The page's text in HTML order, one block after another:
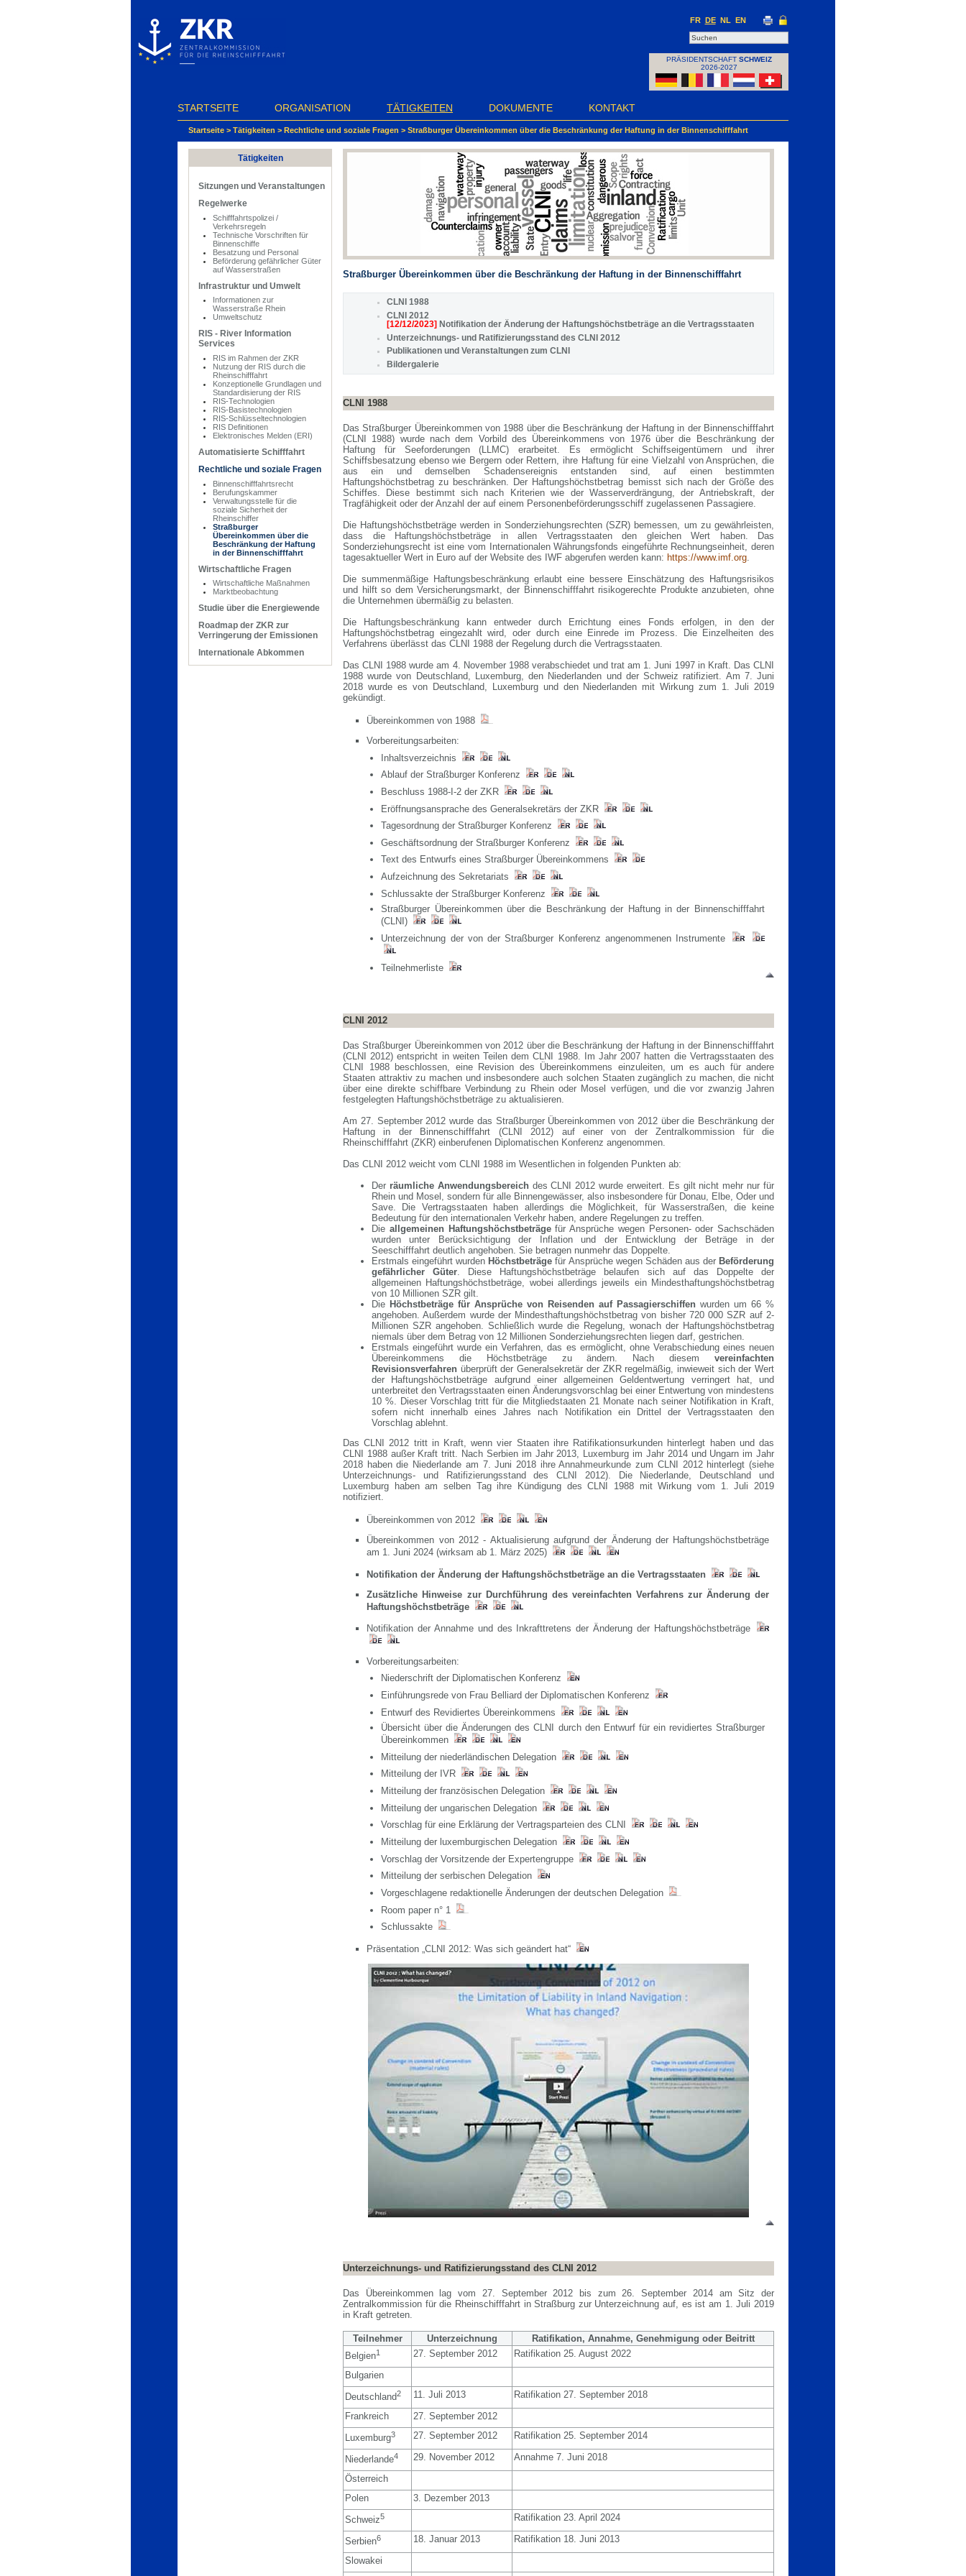
FR DE NL EN
PRÄSIDENTSCHAFT SCHWEIZ
2026-2027
STARTSEITE ORGANISATION TÄTIGKEITEN DOKUMENTE KONTAKT
Startseite > Tätigkeiten > Rechtliche und soziale Fragen > Straßburger Übereinkommen über die Beschränkung der Haftung in der Binnenschifffahrt
Tätigkeiten
Sitzungen und Veranstaltungen
Regelwerke
Schifffahrtspolizei /
Verkehrsregeln
Technische Vorschriften für
Binnenschiffe
Besatzung und Personal
Beförderung gefährlicher Güter
auf Wasserstraßen
Infrastruktur und Umwelt
Informationen zur
Wasserstraße Rhein
Umweltschutz
RIS - River Information
Services
RIS im Rahmen der ZKR
Nutzung der RIS durch die
Rheinschifffahrt
Konzeptionelle Grundlagen und
Standardisierung der RIS
RIS-Technologien
RIS-Basistechnologien
RIS-Schlüsseltechnologien
RIS Definitionen
Elektronisches Melden (ERI)
Automatisierte Schifffahrt
Rechtliche und soziale Fragen
Binnenschifffahrtsrecht
Berufungskammer
Verwaltungsstelle für die
soziale Sicherheit der
Rheinschiffer
Straßburger
Übereinkommen über die
Beschränkung der Haftung
in der Binnenschifffahrt
Wirtschaftliche Fragen
Wirtschaftliche Maßnahmen
Marktbeobachtung
Studie über die Energiewende
Roadmap der ZKR zur
Verringerung der Emissionen
Internationale Abkommen
Straßburger Übereinkommen über die Beschränkung der Haftung in der Binnenschifffahrt
CLNI 1988
CLNI 2012
[12/12/2023] Notifikation der Änderung der Haftungshöchstbeträge an die Vertragsstaaten
Unterzeichnungs- und Ratifizierungsstand des CLNI 2012
Publikationen und Veranstaltungen zum CLNI
Bildergalerie
CLNI 1988
Das Straßburger Übereinkommen von 1988 über die Beschränkung der Haftung in der Binnenschifffahrt
(CLNI 1988) wurde nach dem Vorbild des Übereinkommens von 1976 über die Beschränkung der
Haftung für Seeforderungen (LLMC) erarbeitet. Es ermöglicht Schiffseigentümern und ihrer
Schiffsbesatzung ebenso wie Bergern oder Rettern, ihre Haftung für eine Vielzahl von Ansprüchen, die
aus ein und demselben Schadensereignis entstanden sind, auf einen bestimmten
Haftungshöchstbetrag zu beschränken. Der Haftungshöchstbetrag bemisst sich nach der Größe des
Schiffes. Diese bestimmt sich nach Kriterien wie der Wasserverdrängung, der Antriebskraft, der
Tragfähigkeit oder der Anzahl der auf einem Personenbeförderungsschiff zugelassenen Passagiere.
Die Haftungshöchstbeträge werden in Sonderziehungsrechten (SZR) bemessen, um zu gewährleisten,
dass die Haftungshöchstbeträge in allen Vertragsstaaten den gleichen Wert haben. Das
Sonderziehungsrecht ist eine vom Internationalen Währungsfonds eingeführte Rechnungseinheit, deren
tagesaktueller Wert in Euro auf der Website des IWF abgerufen werden kann: https://www.imf.org
Die summenmäßige Haftungsbeschränkung erlaubt eine bessere Einschätzung des Haftungsrisikos
und hilft so dem Versicherungsmarkt, der Binnenschifffahrt risikogerechte Produkte anzubieten, ohne
die Unternehmen übermäßig zu belasten.
Die Haftungsbeschränkung kann entweder durch Errichtung eines Fonds erfolgen, in den der
Haftungshöchstbetrag eingezahlt wird, oder durch eine Einrede im Prozess. Die Einzelheiten des
Verfahrens überlässt das CLNI 1988 der Regelung durch die Vertragsstaaten.
Das CLNI 1988 wurde am 4. November 1988 verabschiedet und trat am 1. Juni 1997 in Kraft. Das CLNI
1988 wurde von Deutschland, Luxemburg, den Niederlanden und der Schweiz ratifiziert. Am 7. Juni
2018 wurde es von Deutschland, Luxemburg und den Niederlanden mit Wirkung zum 1. Juli 2019
gekündigt.
Übereinkommen von 1988
Vorbereitungsarbeiten:
Inhaltsverzeichnis
Ablauf der Straßburger Konferenz
Beschluss 1988-I-2 der ZKR
Eröffnungsansprache des Generalsekretärs der ZKR
Tagesordnung der Straßburger Konferenz
Geschäftsordnung der Straßburger Konferenz
Text des Entwurfs eines Straßburger Übereinkommens
Aufzeichnung des Sekretariats
Schlussakte der Straßburger Konferenz
Straßburger Übereinkommen über die Beschränkung der Haftung in der Binnenschifffahrt
(CLNI)
Unterzeichnung der von der Straßburger Konferenz angenommenen Instrumente
Teilnehmerliste
CLNI 2012
Das Straßburger Übereinkommen von 2012 über die Beschränkung der Haftung in der Binnenschifffahrt
(CLNI 2012) entspricht in weiten Teilen dem CLNI 1988. Im Jahr 2007 hatten die Vertragsstaaten des
CLNI 1988 beschlossen, eine Revision des Übereinkommens einzuleiten, um es auch für andere
Staaten attraktiv zu machen und insbesondere auch solchen Staaten zugänglich zu machen, die nicht
über eine direkte schiffbare Verbindung zu Rhein oder Mosel verfügen, und die vor zwanzig Jahren
festgelegten Haftungshöchstbeträge zu aktualisieren.
Am 27. September 2012 wurde das Straßburger Übereinkommen von 2012 über die Beschränkung der
Haftung in der Binnenschifffahrt (CLNI 2012) auf einer von der Zentralkommission für die
Rheinschifffahrt (ZKR) einberufenen Diplomatischen Konferenz angenommen.
Das CLNI 2012 weicht vom CLNI 1988 im Wesentlichen in folgenden Punkten ab:
Der räumliche Anwendungsbereichdes CLNI 2012 wurde erweitert. Es gilt nicht mehr nur für
Rhein und Mosel, sondern für alle Binnengewässer, also insbesondere für Donau, Elbe, Oder und
Save. Die Vertragsstaaten haben allerdings die Möglichkeit, für Wasserstraßen, die keine
Bedeutung für den internationalen Verkehr haben, andere Regelungen zu treffen.
Die allgemeinen Haftungshöchstbeträgefür Ansprüche wegen Personen- oder Sachschäden
wurden unter Berücksichtigung der Inflation und der Entwicklung der Beträge in der
Seeschifffahrt deutlich angehoben. Sie betragen nunmehr das Doppelte.
Erstmals eingeführt wurden Höchstbeträge für Ansprüche wegen Schäden aus der Beförderung
gefährlicher Güter. Diese Haftungshöchstbeträge belaufen sich auf das Doppelte der
allgemeinen Haftungshöchstbeträge, wobei allerdings jeweils ein Mindesthaftungshöchstbetrag
von 10 Millionen SZR gilt.
Die Höchstbeträge für Ansprüche von Reisenden auf Passagierschiffen wurden um 66 %
angehoben. Außerdem wurde der Mindesthaftungshöchstbetrag von bisher 720 000 SZR auf 2-
Millionen SZR angehoben. Schließlich wurde die Regelung, wonach der Haftungshöchstbetrag
niemals über dem Betrag von 12 Millionen Sonderziehungsrechten liegen darf, gestrichen.
Erstmals eingeführt wurde ein Verfahren, das es ermöglicht, ohne Verabschiedung eines neuen
Übereinkommens die Höchstbeträge zu ändern. Nach diesem vereinfachten
Revisionsverfahren überprüft der Generalsekretär der ZKR regelmäßig, inwieweit sich der Wert
der Haftungshöchstbeträge aufgrund einer allgemeinen Geldentwertung verringert hat, und
unterbreitet den Vertragsstaaten einen Änderungsvorschlag bei einer Entwertung von mindestens
10 %. Dieser Vorschlag tritt für die Mitgliedstaaten 21 Monate nach seiner Notifikation in Kraft,
sofern nicht innerhalb eines Jahres nach Notifikation ein Drittel der Vertragsstaaten den
Vorschlag ablehnt.
Das CLNI 2012 tritt in Kraft, wenn vier Staaten ihre Ratifikationsurkunden hinterlegt haben und das
CLNI 1988 außer Kraft tritt. Nach Serbien im Jahr 2013, Luxemburg im Jahr 2014 und Ungarn im Jahr
2018 haben die Niederlande am 7. Juni 2018 ihre Annahmeurkunde zum CLNI 2012 hinterlegt (siehe
Unterzeichnungs- und Ratifizierungsstand des CLNI 2012). Die Niederlande, Deutschland und
Luxemburg haben am selben Tag ihre Kündigung des CLNI 1988 mit Wirkung vom 1. Juli 2019
notifiziert.
Übereinkommen von 2012
Übereinkommen von 2012 - Aktualisierung aufgrund der Änderung der Haftungshöchstbeträge
am 1. Juni 2024 (wirksam ab 1. März 2025)
Notifikation der Änderung der Haftungshöchstbeträge an die Vertragsstaaten
Zusätzliche Hinweise zur Durchführung des vereinfachten Verfahrens zur Änderung der
Haftungshöchstbeträge
Notifikation der Annahme und des Inkrafttretens der Änderung der Haftungshöchstbeträge
Vorbereitungsarbeiten:
Niederschrift der Diplomatischen Konferenz
Einführungsrede von Frau Belliard der Diplomatischen Konferenz
Entwurf des Revidiertes Übereinkommens
Übersicht über die Änderungen des CLNI durch den Entwurf für ein revidiertes Straßburger
Übereinkommen
Mitteilung der niederländischen Delegation
Mitteilung der IVR
Mitteilung der französischen Delegation
Mitteilung der ungarischen Delegation
Vorschlag für eine Erklärung der Vertragsparteien des CLNI
Mitteilung der luxemburgischen Delegation
Vorschlag der Vorsitzende der Expertengruppe
Mitteilung der serbischen Delegation
Vorgeschlagene redaktionelle Änderungen der deutschen Delegation
Room paper n° 1
Schlussakte
Präsentation „CLNI 2012: Was sich geändert hat“
Unterzeichnungs- und Ratifizierungsstand des CLNI 2012
Das Übereinkommen lag vom 27. September 2012 bis zum 26. September 2014 am Sitz der
Zentralkommission für die Rheinschifffahrt in Straßburg zur Unterzeichnung auf, es ist am 1. Juli 2019
in Kraft getreten.
Teilnehmer Unterzeichnung
Ratifikation, Annahme, Genehmigung oder Beitritt
Belgien1 27. September 2012
Ratifikation 25. August 2022
Bulgarien
Deutschland2 11. Juli 2013
Ratifikation 27. September 2018
Frankreich
27. September 2012
Luxemburg3 27. September 2012 Ratifikation 25. September 2014
Niederlande4 29. November 2012
Annahme 7. Juni 2018
Österreich
Polen
3. Dezember 2013
Schweiz5 Ratifikation 23. April 2024
Serbien6 18. Januar 2013
Ratifikation 18. Juni 2013
Slowakei